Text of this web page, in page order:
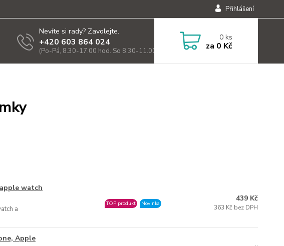
Přihlášení
Nevíte si rady? Zavolejte.
+420 603 864 024
(Po-Pá, 8.30-17.00 hod. So 8.30-11.00)
0ks
za 0 Kč
watch
a
TOP produkt Novinka
439 Kč
363 Kč bez DPH
Apple